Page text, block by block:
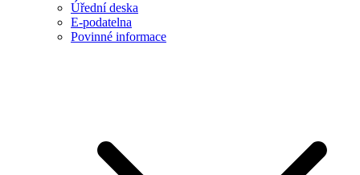
Úřední deska
E-podatelna
Povinné informace